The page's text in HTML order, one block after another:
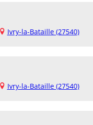
Ivry-la-Bataille (27540)
Ivry-la-Bataille (27540)